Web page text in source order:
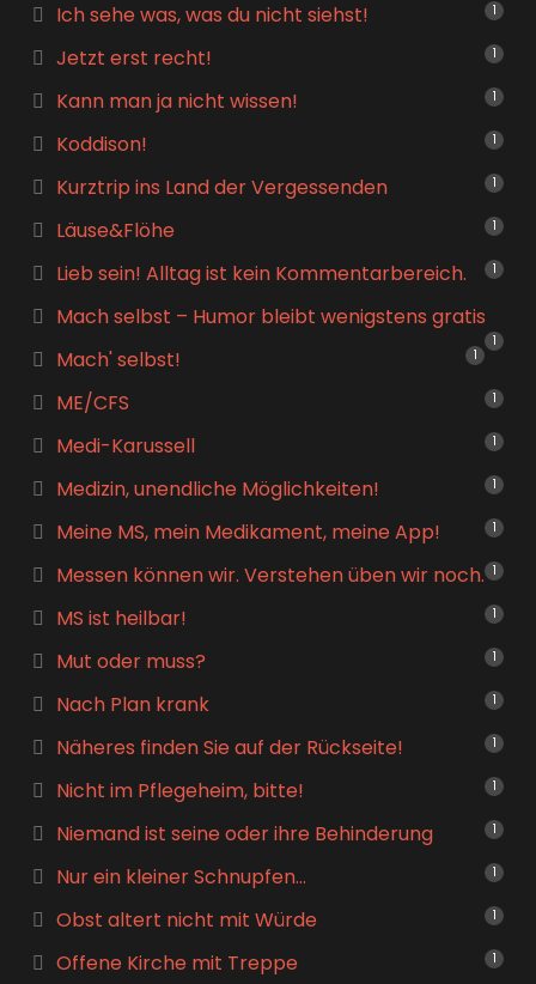
Ich sehe was, was du nicht siehst! 1
Jetzt erst recht! 1
Kann man ja nicht wissen! 1
Koddison! 1
Kurztrip ins Land der Vergessenden 1
Läuse&Flöhe 1
Lieb sein! Alltag ist kein Kommentarbereich. 1
Mach selbst – Humor bleibt wenigstens gratis
1
Mach' selbst! 1
ME/CFS 1
Medi-Karussell 1
Medizin, unendliche Möglichkeiten! 1
Meine MS, mein Medikament, meine App! 1
Messen können wir. Verstehen üben wir noch. 1
MS ist heilbar! 1
Mut oder muss? 1
Nach Plan krank 1
Näheres finden Sie auf der Rückseite! 1
Nicht im Pflegeheim, bitte! 1
Niemand ist seine oder ihre Behinderung 1
Nur ein kleiner Schnupfen… 1
Obst altert nicht mit Würde 1
Offene Kirche mit Treppe 1